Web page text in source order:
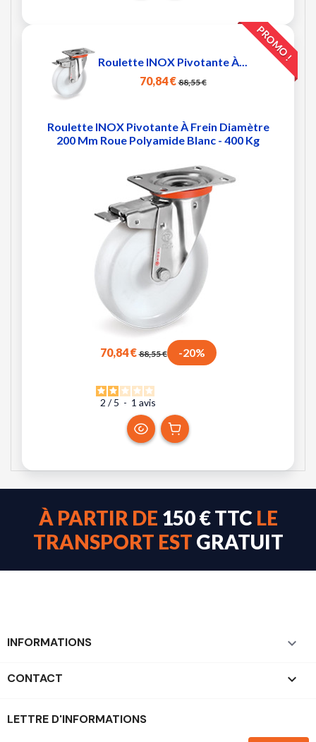
Roulette INOX Pivotante À...
70,84 €88,55 €
Roulette INOX Pivotante À Frein Diamètre
200 Mm Roue Polyamide Blanc - 400 Kg
70,84 €88,55 € -20%
2 / 5 - 1 avis
PROMO !
À PARTIR DE 150 € TTC LE
TRANSPORT EST GRATUIT
INFORMATIONS 
CONTACT keyboard_arrow_down
LETTRE D'INFORMATIONS